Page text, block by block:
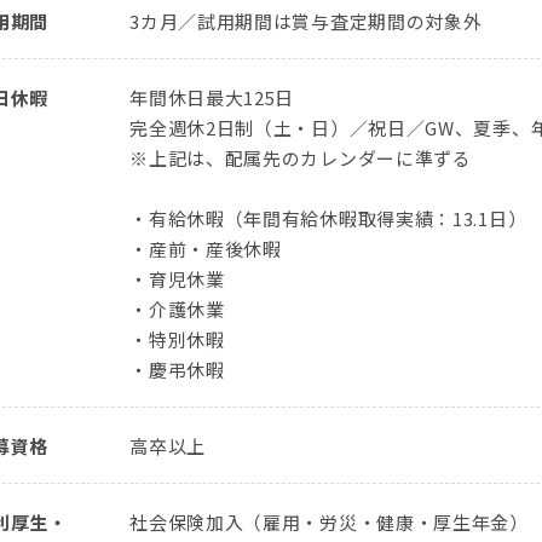
期間 3カ月／試用期間は賞与査定期間の対象外
休暇
年間休日最大125日
完全週休2日制（土・日）／祝日／GW、夏季、
※上記は、配属先のカレンダーに準ずる
・有給休暇（年間有給休暇取得実績：13.1日）
・産前・産後休暇
・育児休業
・介護休業
・特別休暇
・慶弔休暇
資格 高卒以上
厚生・
社会保険加入（雇用・労災・健康・厚生年金）